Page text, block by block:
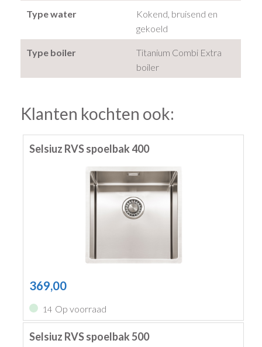
Type water
Kokend, bruisend en
gekoeld
Type boiler
Titanium Combi Extra
boiler
Klanten kochten ook:
Selsiuz RVS spoelbak 400
369,00
14 Op voorraad
Selsiuz RVS spoelbak 500